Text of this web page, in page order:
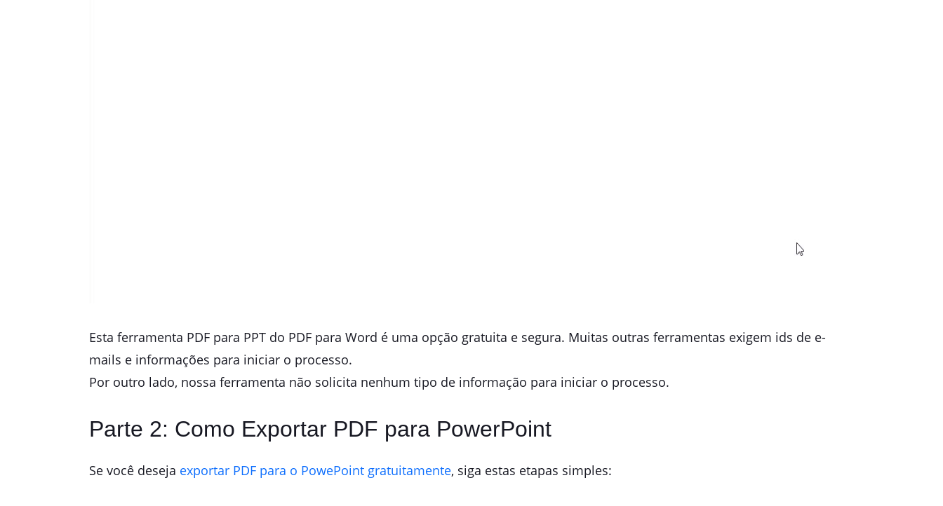
Esta ferramenta PDF para PPT do PDF para Word é uma opção gratuita e segura. Muitas outras ferramentas exigem ids de e-
mails e informações para iniciar o processo.
Por outro lado, nossa ferramenta não solicita nenhum tipo de informação para iniciar o processo.
Parte 2: Como Exportar PDF para PowerPoint
Se você deseja exportar PDF para o PowePoint gratuitamente, siga estas etapas simples: